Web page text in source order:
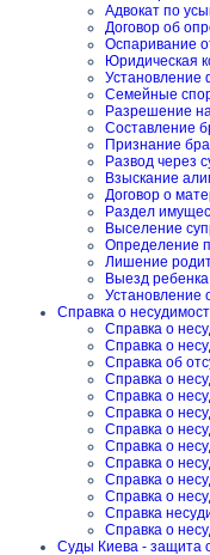
Адвокат по
Договор об
Оспаривание
Юридическая
Установление
Семейные
Разрешение
Составление
Признание
Развод через
Взыскание
Договор о
Раздел
Выселение
Определение
Лишение
Выезд
Установление
Справка о
Справка о
Справка о
Справка об
Справка о
Справка о
Справка о
Справка о
Справка о
Справка о
Справка о
Справка о
Справка
Справка о
Суды Киева - защита